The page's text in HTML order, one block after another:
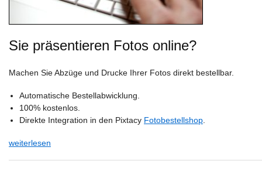
Sie präsentieren Fotos online?
Machen Sie Abzüge und Drucke Ihrer Fotos direkt bestellbar.
Automatische Bestellabwicklung.
100% kostenlos.
Direkte Integration in den Pixtacy Fotobestellshop
weiterlesen